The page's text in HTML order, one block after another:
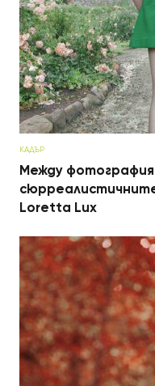
КАДЪР
Между фотография
Loretta Lux